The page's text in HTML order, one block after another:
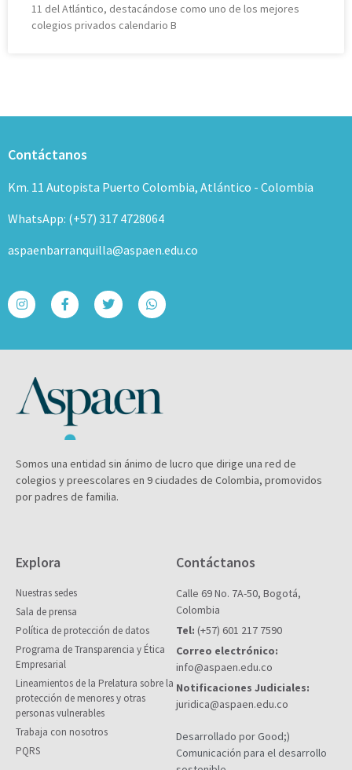
11 del Atlántico, destacándose como uno de los mejores
colegios privados calendario B
Contáctanos
Km. 11 Autopista Puerto Colombia, Atlántico - Colombia
WhatsApp: (+57) 317 4728064
aspaenbarranquilla@aspaen.edu.co
Somos una entidad sin ánimo de lucro que dirige una red de
colegios y preescolares en 9 ciudades de Colombia, promovidos
por padres de familia.
Explora
Nuestras sedes
Sala de prensa
Política de protección de datos
Programa de Transparencia y Ética
Empresarial
Lineamientos de la Prelatura sobre la
protección de menores y otras
personas vulnerables
Trabaja con nosotros
PQRS
Contáctanos
Calle 69 No. 7A-50, Bogotá,
Colombia
Tel: (+57) 601 217 7590
Correo electrónico:
info@aspaen.edu.co
Notificaciones Judiciales:
juridica@aspaen.edu.co
Desarrollado por Good;)
Comunicación para el desarrollo